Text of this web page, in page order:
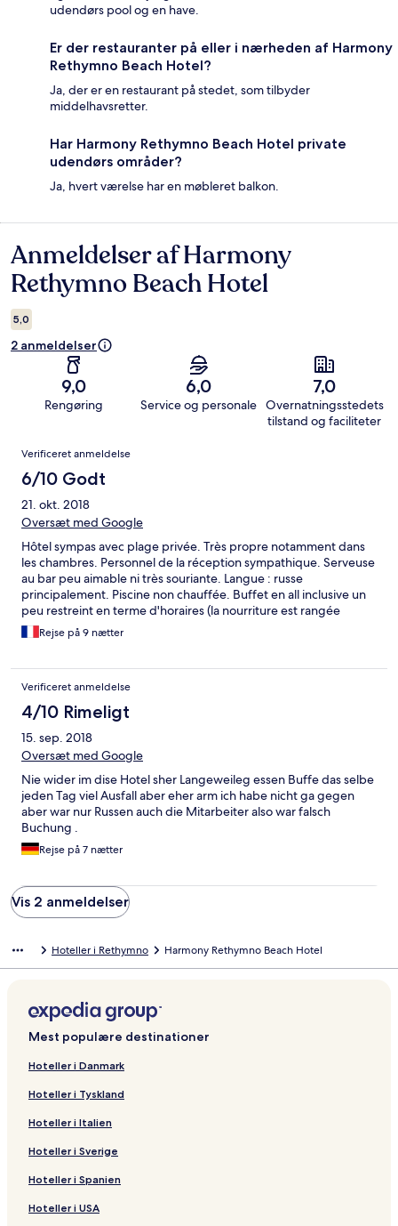
udendørs pool og en have.
Er der restauranter på eller i nærheden af Harmony
Rethymno Beach Hotel?
Ja, der er en restaurant på stedet, som tilbyder
middelhavsretter.
Har Harmony Rethymno Beach Hotel private
udendørs områder?
Ja, hvert værelse har en møbleret balkon.
Anmeldelser
Anmeldelser af Harmony
Rethymno Beach Hotel
5,0
2 anmeldelser
9,0
Rengøring
6,0
Service og personale
7,0
Overnatningsstedets
tilstand og faciliteter
Anmeldelser
Verificeret anmeldelse
6/10 Godt
21. okt. 2018
Oversæt med Google
Hôtel sympas avec plage privée. Très propre notamment dans
les chambres. Personnel de la réception sympathique. Serveuse
au bar peu aimable ni très souriante. Langue : russe
principalement. Piscine non chauffée. Buffet en all inclusive un
peu restreint en terme d'horaires (la nourriture est rangée
immédiatement dès l'horaire indiqué "écoulé" ! Et ce même s'il
reste des personnes à table !! Un peu moyen !). Buffet
locaux par exemple ! Un peu décevant en bord de mer !! Petit
détail (sans importance mais à signaler au passage) : nous
n'avons pas eu la bouteille de vin normalement offerte dans la
chambre à notre arrivée...
Rejse på 9 nætter
Verificeret anmeldelse
4/10 Rimeligt
15. sep. 2018
Oversæt med Google
Nie wider im dise Hotel sher Langeweileg essen Buffe das selbe
jeden Tag viel Ausfall aber eher arm ich habe nicht ga gegen
aber war nur Russen auch die Mitarbeiter also war falsch
Buchung .
Rejse på 7 nætter
Vis 2 anmeldelser
Hoteller i Rethymno Harmony Rethymno Beach Hotel
Mest populære destinationer
Hoteller i Danmark
Hoteller i Tyskland
Hoteller i Italien
Hoteller i Sverige
Hoteller i Spanien
Hoteller i USA